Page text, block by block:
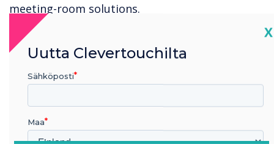
meeting-room solutions.
Integrated collaboration zones, illustrating how
workspace design and technology integration
communication.
Personalised demonstrations to discuss how
Clevertouch can support your next project.
Whether you're an interior designer, architect,
X
Uutta Clevertouchilta
Sähköposti
Maa